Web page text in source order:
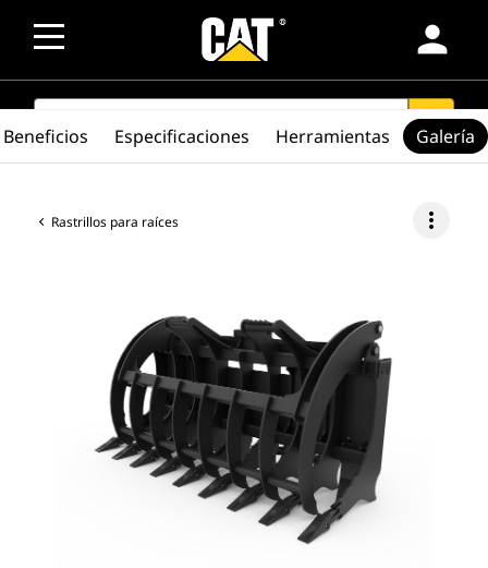
person
SEARCH search
Rastrillos para raíces more_vert
Beneficios Especificaciones Herramientas Galería